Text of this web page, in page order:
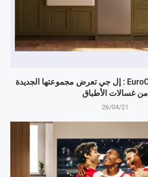
معرض EuroCucina 2026 : إل جي تعرض مجموعتها الجديدة
من غسالات الأطباق
26/04/21